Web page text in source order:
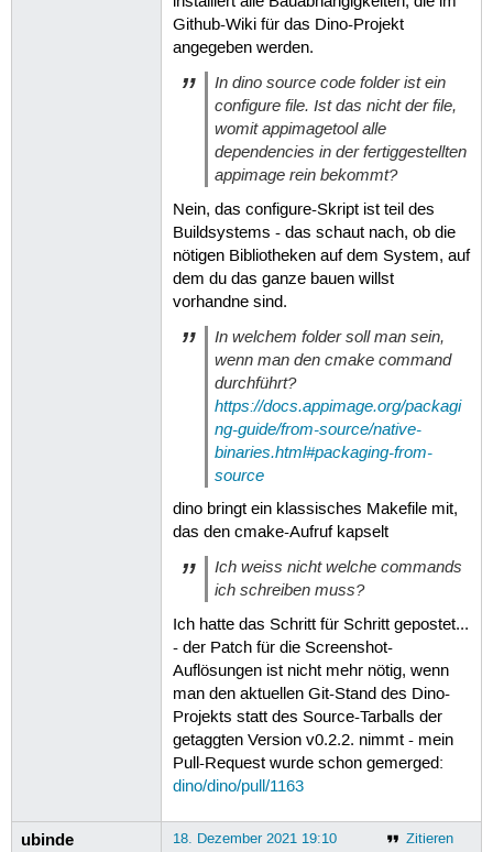
Github-Wiki für das Dino-Projekt
angegeben werden.
In dino source code folder ist ein
configure file. Ist das nicht der file,
womit appimagetool alle
dependencies in der fertiggestellten
appimage rein bekommt?
Nein, das configure-Skript ist teil des
Buildsystems - das schaut nach, ob die
nötigen Bibliotheken auf dem System, auf
dem du das ganze bauen willst
vorhandne sind.
In welchem folder soll man sein,
wenn man den cmake command
durchführt?
https://docs.appimage.org/packagi
ng-guide/from-source/native-
binaries.html#packaging-from-
source
dino bringt ein klassisches Makefile mit,
das den cmake-Aufruf kapselt
Ich weiss nicht welche commands
ich schreiben muss?
Ich hatte das Schritt für Schritt gepostet...
- der Patch für die Screenshot-
Auflösungen ist nicht mehr nötig, wenn
man den aktuellen Git-Stand des Dino-
Projekts statt des Source-Tarballs der
getaggten Version v0.2.2. nimmt - mein
Pull-Request wurde schon gemerged:
dino/dino/pull/1163
ubinde Zitieren
18. Dezember 2021 19:10